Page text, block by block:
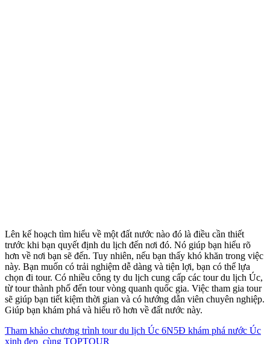
Lên kế hoạch tìm hiểu về một đất nước nào đó là điều cần thiết
trước khi bạn quyết định du lịch đến nơi đó. Nó giúp bạn hiểu rõ
hơn về nơi bạn sẽ đến. Tuy nhiên, nếu bạn thấy khó khăn trong việc
này. Bạn muốn có trải nghiệm dễ dàng và tiện lợi, bạn có thể lựa
chọn đi tour. Có nhiều công ty du lịch cung cấp các tour du lịch Úc,
từ tour thành phố đến tour vòng quanh quốc gia. Việc tham gia tour
sẽ giúp bạn tiết kiệm thời gian và có hướng dẫn viên chuyên nghiệp.
Giúp bạn khám phá và hiểu rõ hơn về đất nước này.
Tham khảo chương trình tour du lịch Úc 6N5Đ khám phá nước Úc
xinh đẹp cùng TOPTOUR